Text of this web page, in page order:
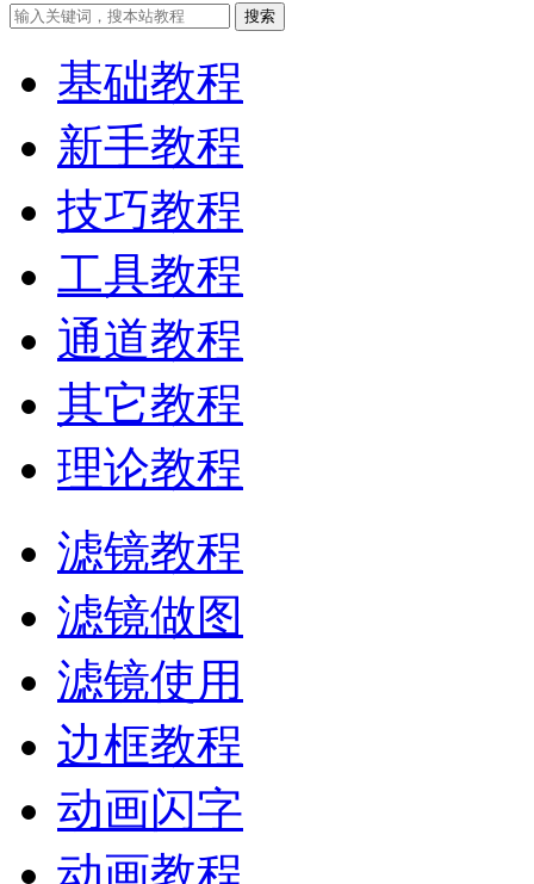
搜索
基础教程
新手教程
技巧教程
工具教程
通道教程
其它教程
理论教程
滤镜教程
滤镜做图
滤镜使用
边框教程
动画闪字
动画教程